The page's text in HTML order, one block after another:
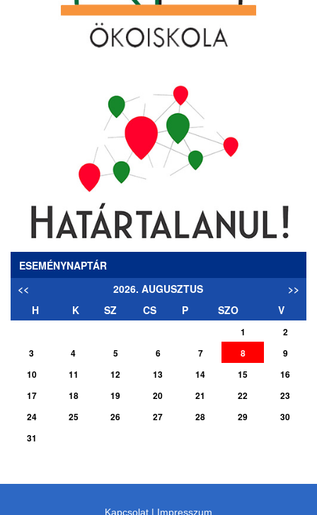
ESEMÉNYNAPTÁR
<<
2026. AUGUSZTUS
>>
H
K SZ CS P SZO V
1
2
3
4 5 6 7 8
9
10
11 12 13 14 15
16
17
18 19 20 21 22
23
24
25 26 27 28 29
30
31
Kapcsolat | Impresszum